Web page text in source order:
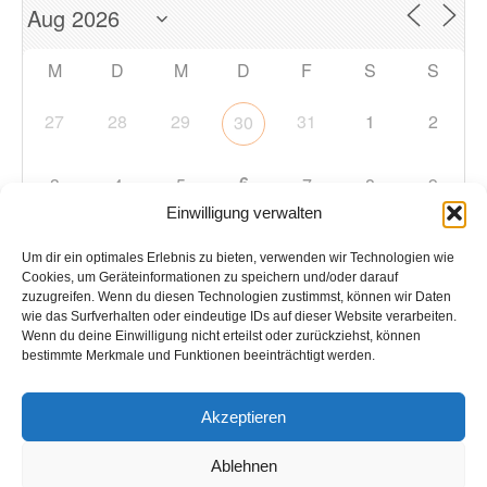
Einwilligung verwalten
Um dir ein optimales Erlebnis zu bieten, verwenden wir Technologien wie
Cookies, um Geräteinformationen zu speichern und/oder darauf
zuzugreifen. Wenn du diesen Technologien zustimmst, können wir Daten
wie das Surfverhalten oder eindeutige IDs auf dieser Website verarbeiten.
Wenn du deine Einwilligung nicht erteilst oder zurückziehst, können
bestimmte Merkmale und Funktionen beeinträchtigt werden.
Akzeptieren
Ablehnen
M D M D F S S
27 28 29 30 31 1 2
3 4 5 6 7 8 9
10 11 12 13 14 15
17 18 19 20 21 22 23
31 1 2 3 4 5 6